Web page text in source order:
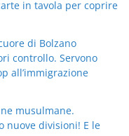
in tavola per coprire
di Bolzano
controllo. Servono
all’immigrazione
musulmane.
nuove divisioni! E le